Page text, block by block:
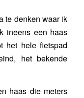
te denken waar ik
ineens een haas
het hele fietspad
het bekende
haas die meters